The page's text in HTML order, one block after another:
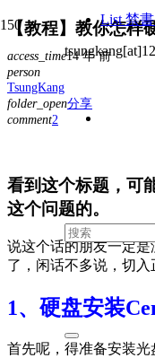
List禁書
【教程】教你怎样
access_time14 年 前
person
TsungKang
folder_open分享
comment2
看到这个标题，可
这个问题的。
说这个话的朋友一定
了，闲话不多说，切入
1、硬盘安装
首先呢，得准备安装